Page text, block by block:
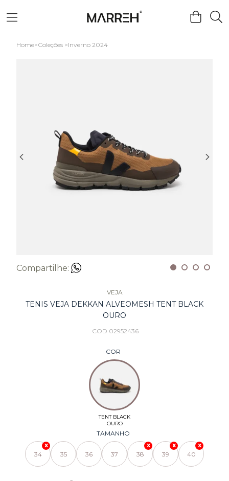
Home Coleções Inverno 2024
Compartilhe:
VEJA
TENIS VEJA DEKKAN ALVEOMESH TENT BLACK
OURO
COD 02952436
COR
TAMANHO
34 35 36 37 38 39 40